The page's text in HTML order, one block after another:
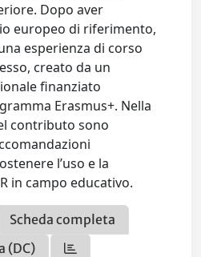
Dopo aver
europeo di riferimento,
esperienza di corso
creato da un
finanziato
Erasmus+. Nella
contributo sono
l’uso e la
in campo educativo.
Scheda completa
(DC)